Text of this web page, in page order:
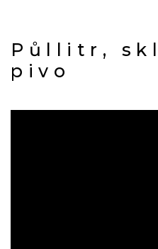
Půllitr,
pivo